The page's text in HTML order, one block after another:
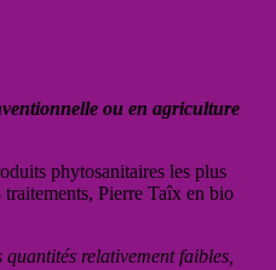
ou en agriculture
phytosanitaires les plus
Pierre Taîx en bio
relativement faibles,